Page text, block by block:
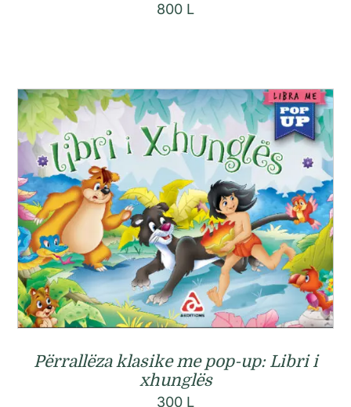
800 L
Përrallëza klasike me pop-up: Libri i
xhunglës
300 L